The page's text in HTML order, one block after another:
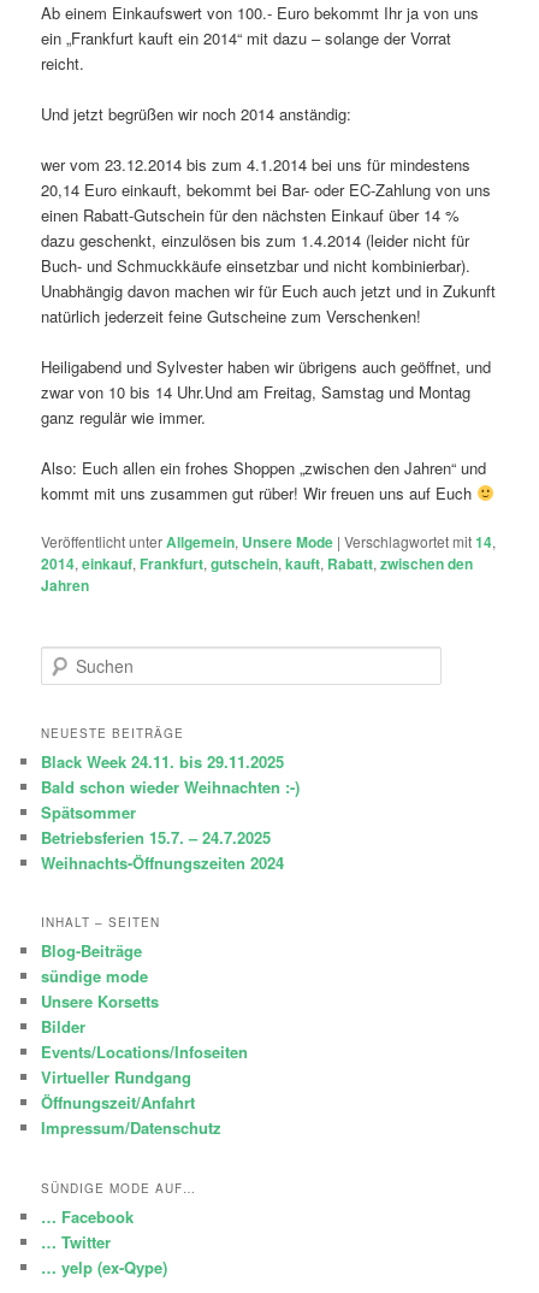
Ab einem Einkaufswert von 100.- Euro bekommt Ihr ja von uns
ein „Frankfurt kauft ein 2014“ mit dazu – solange der Vorrat
reicht.
Und jetzt begrüßen wir noch 2014 anständig:
wer vom 23.12.2014 bis zum 4.1.2014 bei uns für mindestens
20,14 Euro einkauft, bekommt bei Bar- oder EC-Zahlung von uns
einen Rabatt-Gutschein für den nächsten Einkauf über 14 %
dazu geschenkt, einzulösen bis zum 1.4.2014 (leider nicht für
Buch- und Schmuckkäufe einsetzbar und nicht kombinierbar).
Unabhängig davon machen wir für Euch auch jetzt und in Zukunft
natürlich jederzeit feine Gutscheine zum Verschenken!
Heiligabend und Sylvester haben wir übrigens auch geöffnet, und
zwar von 10 bis 14 Uhr.Und am Freitag, Samstag und Montag
ganz regulär wie immer.
Also: Euch allen ein frohes Shoppen „zwischen den Jahren“ und
kommt mit uns zusammen gut rüber! Wir freuen uns auf Euch
Veröffentlicht unterAllgemein, Unsere Mode |Verschlagwortet mit14,
2014,einkauf, Frankfurt,gutschein,kauft, Rabatt,zwischen den
Jahren
u
h
n
NEUESTE BEITRÄGE
Black Week 24.11. bis 29.11.2025
Bald schon wieder Weihnachten :-)
Spätsommer
Betriebsferien 15.7. – 24.7.2025
Weihnachts-Öffnungszeiten 2024
INHALT – SEITEN
Blog-Beiträge
sündige mode
Unsere Korsetts
Bilder
Events/Locations/Infoseiten
Virtueller Rundgang
Öffnungszeit/Anfahrt
Impressum/Datenschutz
SÜNDIGE MODE AUF…
… Facebook
… Twitter
… yelp (ex-Qype)